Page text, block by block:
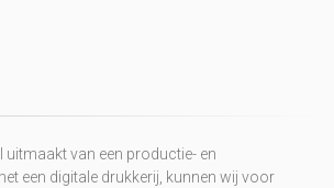
uitmaakt van een productie- en
een digitale drukkerij, kunnen wij voor